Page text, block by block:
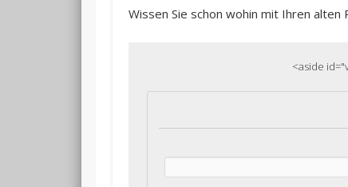
Wissen Sie schon wohin mit Ihren alten
<aside